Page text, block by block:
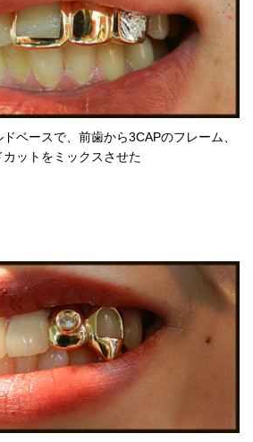
ベースで、前歯から3CAPのフレーム、
ットをミックスさせた